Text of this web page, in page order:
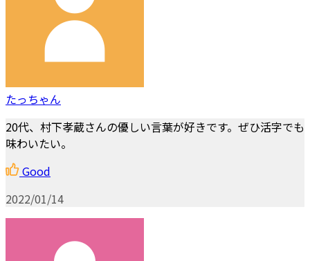
たっちゃん
20代、村下孝蔵さんの優しい言葉が好きです。ぜひ活字でも
味わいたい。
Good
2022/01/14